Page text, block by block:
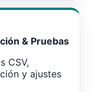
& Pruebas
CSV,
y ajustes